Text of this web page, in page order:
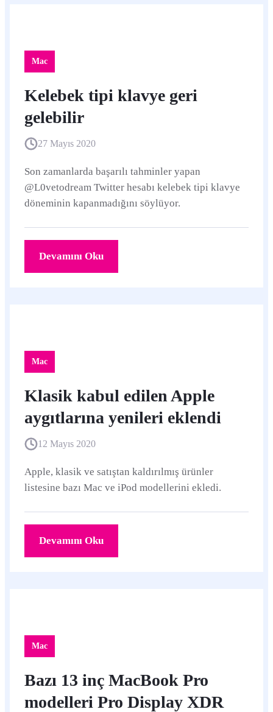
Mac
Kelebek tipi klavye geri
gelebilir
27 Mayıs 2020
Son zamanlarda başarılı tahminler yapan
@L0vetodream Twitter hesabı kelebek tipi klavye
döneminin kapanmadığını söylüyor.
Devamını Oku
Mac
Klasik kabul edilen Apple
aygıtlarına yenileri eklendi
12 Mayıs 2020
Apple, klasik ve satıştan kaldırılmış ürünler
listesine bazı Mac ve iPod modellerini ekledi.
Devamını Oku
Mac
Bazı 13 inç MacBook Pro
modelleri Pro Display XDR